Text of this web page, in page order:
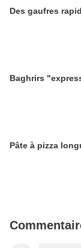
Des gaufres
Baghrirs
Pâte à pizza